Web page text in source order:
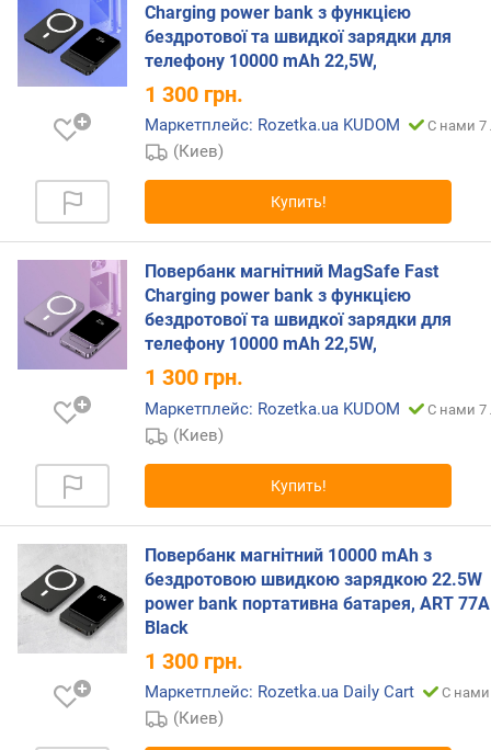
т
)
U
B
C
(
)
U
S
-
В
т
)
U
S
A
1
Charging power bank з функцією
бездротової та швидкої зарядки для
телефону 10000 mAh 22,5W,
1 300 грн.
Маркетплейс: Rozetka.ua KUDOM С нами 7
(Киев)
Купить!
Повербанк магнітний MagSafe Fast
Charging power bank з функцією
бездротової та швидкої зарядки для
телефону 10000 mAh 22,5W,
1 300 грн.
Маркетплейс: Rozetka.ua KUDOM С нами 7
(Киев)
Купить!
Повербанк магнітний 10000 mAh з
бездротовою швидкою зарядкою 22.5W
power bank портативна батарея, ART 77A
Black
1 300 грн.
Маркетплейс: Rozetka.ua Daily Cart С нами
(Киев)